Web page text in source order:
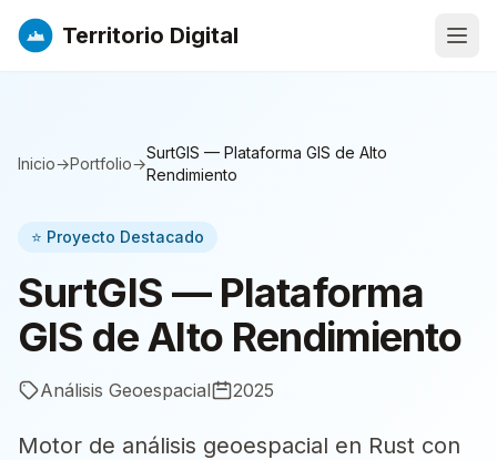
Territorio Digital
Inicio→Portfolio→
SurtGIS — Plataforma GIS de Alto
Rendimiento
⭐ Proyecto Destacado
SurtGIS — Plataforma
GIS de Alto Rendimiento
Análisis Geoespacial 2025
Motor de análisis geoespacial en Rust con